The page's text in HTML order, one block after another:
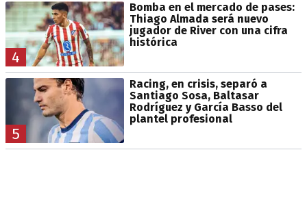
4
Bomba en el mercado de pases:
Thiago Almada será nuevo
jugador de River con una cifra
histórica
5
Racing, en crisis, separó a
Santiago Sosa, Baltasar
Rodríguez y García Basso del
plantel profesional